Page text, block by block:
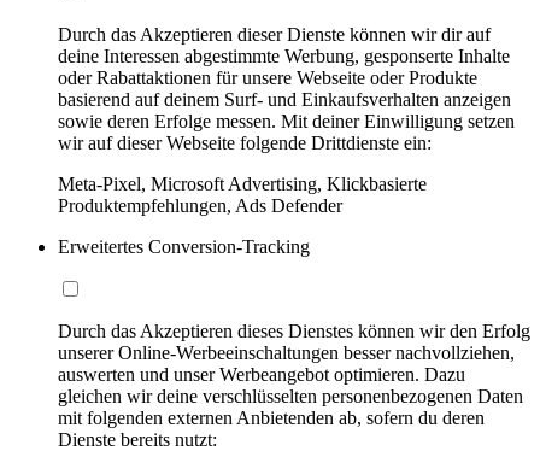
Durch das Akzeptieren dieser Dienste können wir dir auf
deine Interessen abgestimmte Werbung, gesponserte Inhalte
oder Rabattaktionen für unsere Webseite oder Produkte
basierend auf deinem Surf- und Einkaufsverhalten anzeigen
sowie deren Erfolge messen. Mit deiner Einwilligung setzen
wir auf dieser Webseite folgende Drittdienste ein:
Meta-Pixel, Microsoft Advertising, Klickbasierte
Produktempfehlungen, Ads Defender
Erweitertes Conversion-Tracking
Durch das Akzeptieren dieses Dienstes können wir den Erfolg
unserer Online-Werbeeinschaltungen besser nachvollziehen,
auswerten und unser Werbeangebot optimieren. Dazu
gleichen wir deine verschlüsselten personenbezogenen Daten
mit folgenden externen Anbietenden ab, sofern du deren
Dienste bereits nutzt: